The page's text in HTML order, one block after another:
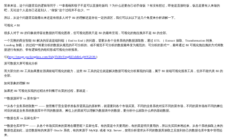
简单来说，这个问题背后的逻辑等同于：**拿着碗和筷子不是可以直接吃饭吗 ？为什么还要自己动手做饭 ？有没有想过，即使是直接吃饭，饭总是要有人来做的
吧，无论这个人是自己还是别人，“做饭”这个过程并不会少。**
所以，从这个问题背后能看出来还是有很多人对于 BI 的理解还是存在一定的误区，我们可以从以下这几个角度来分析讲解一下。
可视化 ≠ BI
很多人对于 BI 的印象就停留在数据的可视化图表，但可视化图表只是 BI 的最终呈现，可视化的拖拉拽并不是 BI 的全部。
一个完整的商业智能 BI 解决的应该是端到端（ End to End ) 的问题，需要从各个业务系统的数据源取数，通过 ETL （ Extract 抽取、Transformation 转换、
Loading 加载 ）的过程**将要分析的数据从规范的不可分析的、或不规范不可分析的数据最终变为规范的、可分析的形式**，最终通过 BI 可视化拖拉拽的方式将数
据进行有效的、带有逻辑性的组织形成可视化分析报表。
![](http://image.packingdata.com/FuhjTh30vTmgBZlxhRrLqWfGZOS-)
派可数据大屏可视化分析
而大部分的 BI 工具如果重在强调前端可视化的能力，这类 BI 工具的定位就是解决数据可视化分析展现的问题，属于 BI 前端可视化报表工具，但并不能代表 BI 的
全部。
如何形象的理解 BI
如果把 BI 可视化实现的过程比作到餐厅出菜的过程，那就是：
**数据源环节 vs 菜市场**
**从各个业务系统取数** —— 按照餐厅营业需求准备所需菜品的原材料，就需要到各个市场买菜。不同的业务系统对应不同的菜市场，不同的菜市场有不同的摊位
对应的就是业务系统数据库中不同的数据表。摊位上的菜就可以理解为数据表中的数据，要分析什么就取什么样的基础数据。
**数据仓库 vs 后厨仓库**
**数据仓库环节** —— 从各个市场买回来的菜堆在哪里呢？后厨仓库。有的菜是今天要用的，有的菜是明天要用的，所以先买回来堆起来。从各个系统抽取上来的
数据也是如此，这些数据有的来源于 Oracle 系统，有的来源于 MySQL 或者 SQL Server，按照分析需求从不同的数据库抽取之后放到自己的数据仓库中集中管理起
来。